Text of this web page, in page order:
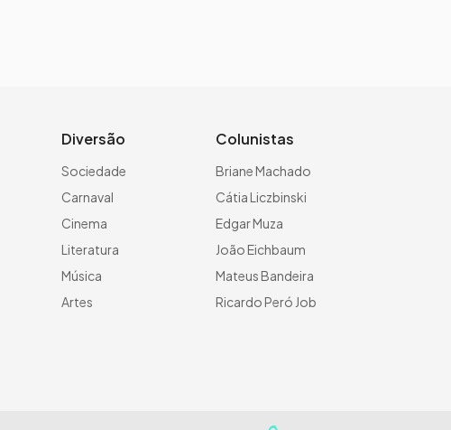
Diversão
Sociedade
Carnaval
Cinema
Literatura
Música
Artes
Colunistas
Briane Machado
Cátia Liczbinski
Edgar Muza
João Eichbaum
Mateus Bandeira
Ricardo Peró Job